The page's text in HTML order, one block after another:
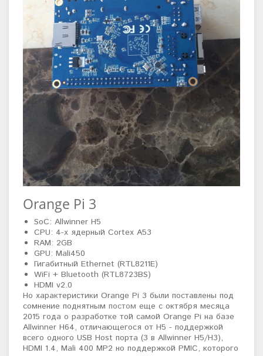
Orange Pi 3
SoC: Allwinner H5
CPU: 4-х ядерный Cortex A53
RAM: 2GB
GPU: Mali450
Гигабитный Ethernet (RTL8211E)
WiFi + Bluetooth (RTL8723BS)
HDMI v2.0
Но характеристики Orange Pi 3 были поставлены под
сомнение поднятным постом еще с октября месяца
2015 года о разработке той самой Orange Pi на базе
Allwinner H64, отличающегося от H5 - поддержкой
всего одного USB Host порта (3 в Allwinner H5/H3),
HDMI 1.4, Mali 400 MP2 но поддержкой PMIC, которого